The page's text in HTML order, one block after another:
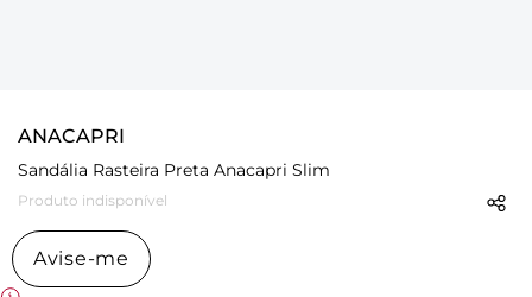
ANACAPRI
Sandália Rasteira Preta Anacapri Slim
Produto indisponível
Avise-me